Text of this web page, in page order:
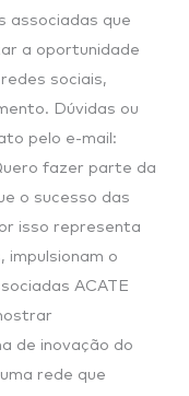
associadas que
a oportunidade
sociais,
Dúvidas ou
pelo e-mail:
fazer parte da
o sucesso das
isso representa
impulsionam o
ACATE
de inovação do
rede que